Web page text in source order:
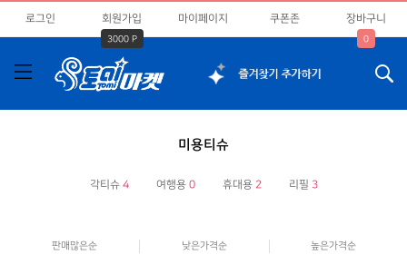
로그인 회원가입
3000 P
마이페이지 쿠폰존 장바구니
0
미용티슈
각티슈 4 여행용 0 휴대용 2 리필 3
판매많은순 낮은가격순 높은가격순